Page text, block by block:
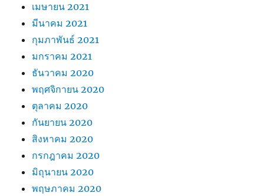
เมษายน 2021
มีนาคม 2021
กุมภาพันธ์ 2021
มกราคม 2021
ธันวาคม 2020
พฤศจิกายน 2020
ตุลาคม 2020
กันยายน 2020
สิงหาคม 2020
กรกฎาคม 2020
มิถุนายน 2020
พฤษภาคม 2020